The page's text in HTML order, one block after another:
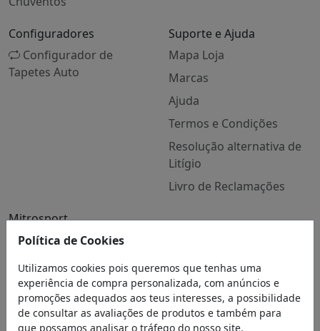
Configuradores
Configurador de
Tapetes Auto
Suporte e Ajuda
Mapa Loja
Marcas
Ajuda
Termos e Condições
Resolução alternativa de
Litígio
Livro de Reclamações
Mitrosport
Quem Somos
Contactos
Blog
Política de Cookies
Utilizamos cookies pois queremos que tenhas uma
experiência de compra personalizada, com anúncios e
promoções adequados aos teus interesses, a possibilidade
de consultar as avaliações de produtos e também para
que possamos analisar o tráfego do nosso site.